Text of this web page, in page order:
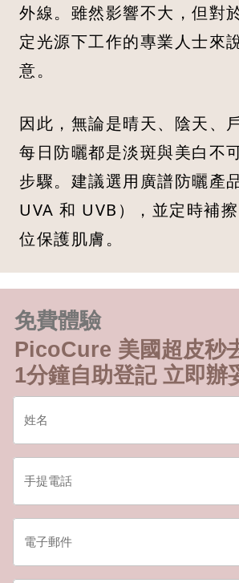
外線。雖然影響不大，但對
定光源下工作的專業人士來
意。
因此，無論是晴天、陰天、
每日防曬都是淡斑與美白不
步驟。建議選用廣譜防曬產
UVA 和 UVB），並定時補
位保護肌膚。
免費體驗
PicoCure 美國超皮秒
1分鐘自助登記 立即辦